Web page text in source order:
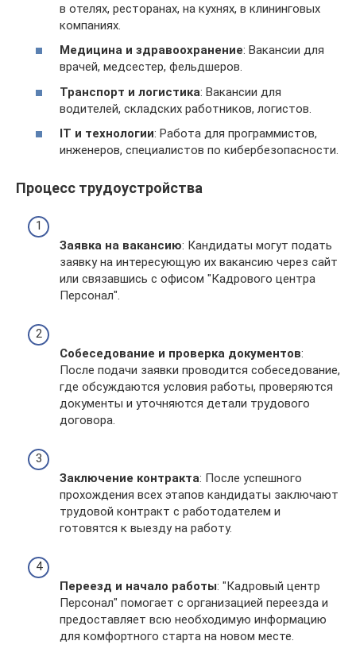
в отелях, ресторанах, на кухнях, в клининговых
компаниях.
Медицина и здравоохранение: Вакансии для
врачей, медсестер, фельдшеров.
Транспорт и логистика: Вакансии для
водителей, складских работников, логистов.
IT и технологии: Работа для программистов,
инженеров, специалистов по кибербезопасности.
Процесс трудоустройства
Заявка на вакансию: Кандидаты могут подать
заявку на интересующую их вакансию через сайт
или связавшись с офисом "Кадрового центра
Персонал".
Собеседование и проверка документов:
После подачи заявки проводится собеседование,
где обсуждаются условия работы, проверяются
документы и уточняются детали трудового
договора.
Заключение контракта: После успешного
прохождения всех этапов кандидаты заключают
трудовой контракт с работодателем и
готовятся к выезду на работу.
Переезд и начало работы: "Кадровый центр
Персонал" помогает с организацией переезда и
предоставляет всю необходимую информацию
для комфортного старта на новом месте.